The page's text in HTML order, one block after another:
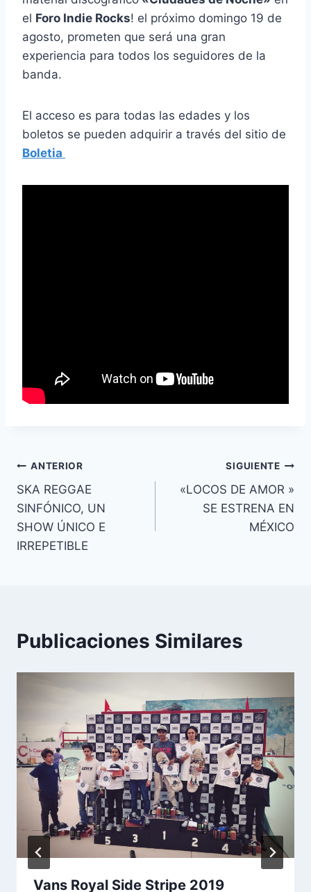
el Foro Indie Rocks! el próximo domingo 19 de
agosto, prometen que será una gran
experiencia para todos los seguidores de la
banda.
El acceso es para todas las edades y los
boletos se pueden adquirir a través del sitio de
Boletia
Navegación
de
entradas
ANTERIOR
SKA REGGAE
SINFÓNICO, UN
SHOW ÚNICO E
IRREPETIBLE
SIGUIENTE
«LOCOS DE AMOR »
SE ESTRENA EN
MÉXICO
Publicaciones Similares
Vans Royal Side Stripe 2019